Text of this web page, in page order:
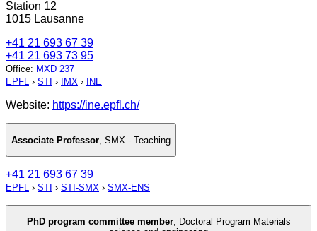
Station 12
1015 Lausanne
+41 21 693 67 39
+41 21 693 73 95
Office: MXD 237
EPFL › STI › IMX › INE
Website: https://ine.epfl.ch/
Associate Professor SMX - Teaching
+41 21 693 67 39
EPFL › STI › STI-SMX › SMX-ENS
PhD program committee member, Doctoral Program Materials